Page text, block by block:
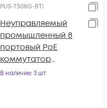
PUS-TS08G-BTi
Неуправляемый
промышленный 8
портовый PoE
коммутатор
POWERTONE PUS-
В наличии: 3 шт